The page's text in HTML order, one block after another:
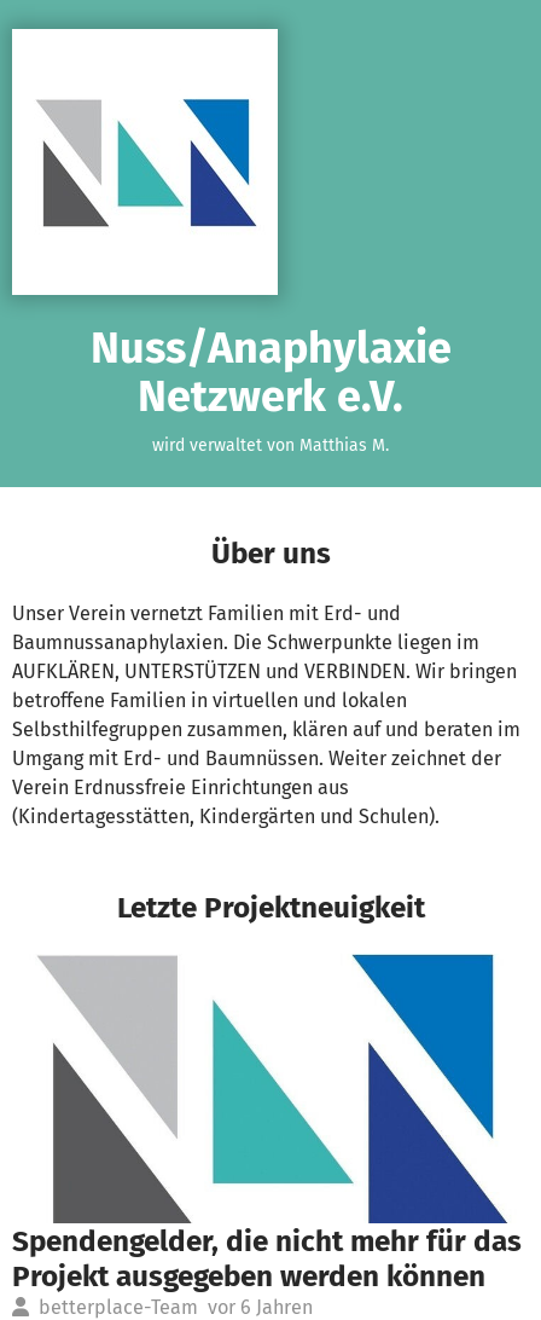
Nuss/Anaphylaxie
Netzwerk e.V.
wird verwaltet von Matthias M.
Über uns
Unser Verein vernetzt Familien mit Erd- und
Baumnussanaphylaxien. Die Schwerpunkte liegen im
AUFKLÄREN, UNTERSTÜTZEN und VERBINDEN. Wir bringen
betroffene Familien in virtuellen und lokalen
Selbsthilfegruppen zusammen, klären auf und beraten im
Umgang mit Erd- und Baumnüssen. Weiter zeichnet der
Verein Erdnussfreie Einrichtungen aus
(Kindertagesstätten, Kindergärten und Schulen).
Letzte Projektneuigkeit
Spendengelder, die nicht mehr für das
Projekt ausgegeben werden können
betterplace-Team vor 6 Jahren